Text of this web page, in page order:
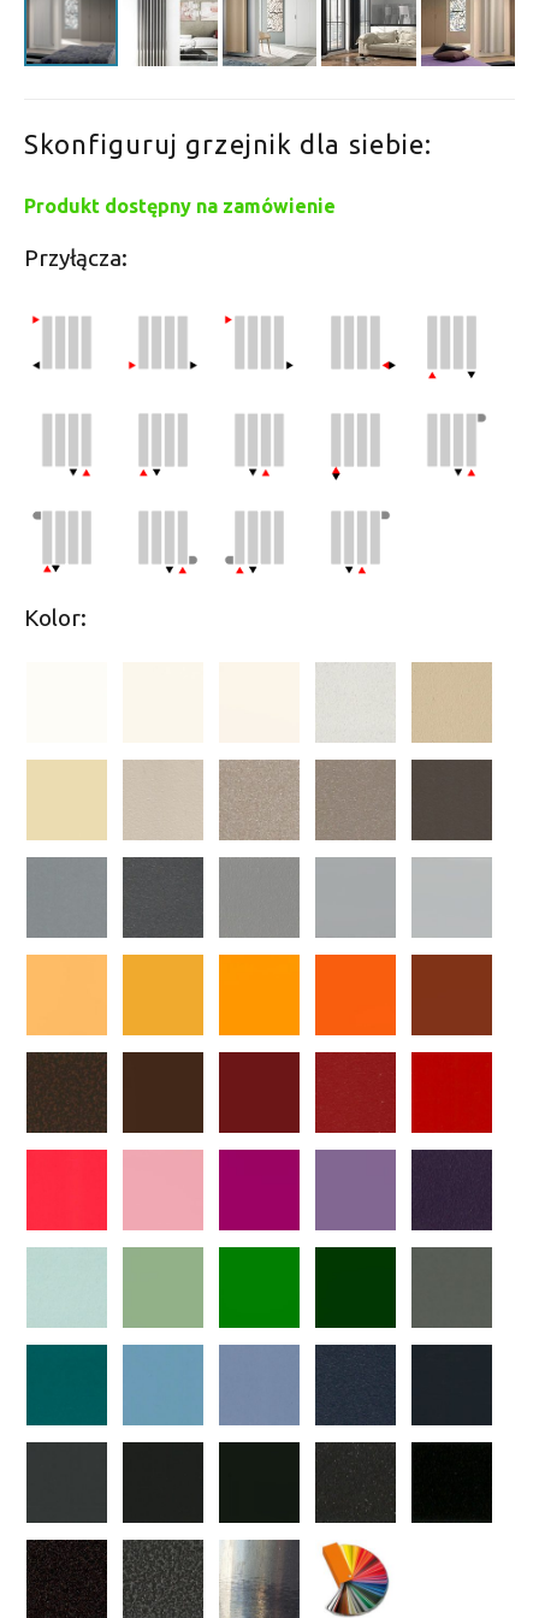
Skonfiguruj grzejnik dla siebie:
Produkt dostępny na zamówienie
Przyłącza:
Kolor: